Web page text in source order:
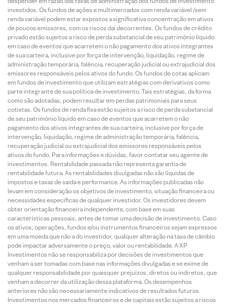
investidos. Os fundos de ações e multimercados com renda variável /sem
renda variável podem estar expostos a significativa concentração em ativos
de poucos emissores, com os riscos daí decorrentes. Os fundos de crédito
privado estão sujeitos a risco de perda substancial de seu patrimônio líquido
em caso de eventos que acarretem o não pagamento dos ativos integrantes
de sua carteira, inclusive por força de intervenção, liquidação, regime de
administração temporária, falência, recuperação judicial ou extrajudicial dos
emissores responsáveis pelos ativos do fundo. Os fundos de cotas aplicam
em fundos de investimento que utilizam estratégias com derivativos como
parte integrante de sua política de investimento. Tais estratégias, da forma
como são adotadas, podem resultar em perdas patrimoniais para seus
cotistas. Os fundos de renda fixa estão sujeitos a risco de perda substancial
de seu patrimônio líquido em caso de eventos que acarretem o não
pagamento dos ativos integrantes de sua carteira, inclusive por força de
intervenção, liquidação, regime de administração temporária, falência,
recuperação judicial ou extrajudicial dos emissores responsáveis pelos
ativos do fundo. Para informações e dúvidas, favor contatar seu agente de
investimentos. Rentabilidade passada não representa garantia de
rentabilidade futura. As rentabilidades divulgadas não são líquidas de
impostos e taxas de saída e performance. As informações publicadas não
levam em consideração os objetivos de investimento, situação financeira ou
necessidades específicas de qualquer investidor. Os investidores devem
obter orientação financeira independente, com base em suas
características pessoais, antes de tomar uma decisão de investimento. Caso
os ativos, operações, fundos e/ou instrumentos financeiros sejam expressos
em uma moeda que não a do investidor, qualquer alteração na taxa de câmbio
pode impactar adversamente o preço, valor ou rentabilidade. A XP
Investimentos não se responsabiliza por decisões de investimentos que
venham a ser tomadas com base nas informações divulgadas e se exime de
qualquer responsabilidade por quaisquer prejuízos, diretos ou indiretos, que
venham a decorrer da utilização dessa plataforma. Os desempenhos
anteriores não são necessariamente indicativos de resultados futuros.
Investimentos nos mercados financeiros e de capitais estão sujeitos a riscos